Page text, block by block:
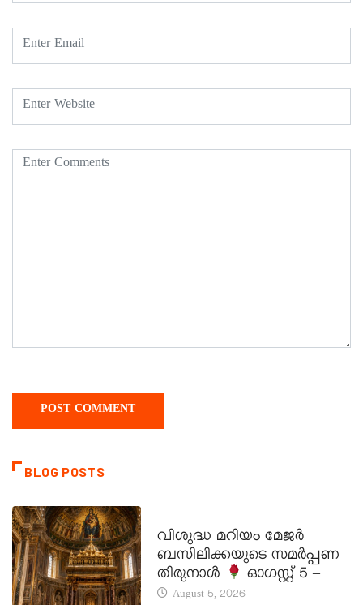
BLOG POSTS
വിശുദ്ധ മറിയം മേജർ
ബസിലിക്കയുടെ സമർപ്പണ
തിരുനാൾ
ഓഗസ്റ്റ് 5 –
August 5, 2026